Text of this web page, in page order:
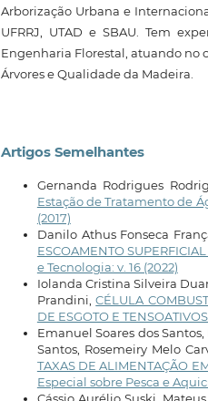
Arborização Urbana e
UFRRJ, UTAD e SBAU. Tem
Engenharia Florestal, atuando no
Árvores e Qualidade da Madeira.
Artigos Semelhantes
Gernanda Rodrigues
Estação de Tratamento de
(2017)
Danilo Athus Fonseca
ESCOAMENTO
e Tecnologia: v. 16 (2022)
Iolanda Cristina Silveira
Prandini,CÉLULA
DE ESGOTO E
Emanuel Soares dos
Santos, Rosemeiry Melo
TAXAS DE ALIMENTAÇÃO
Especial sobre Pesca e